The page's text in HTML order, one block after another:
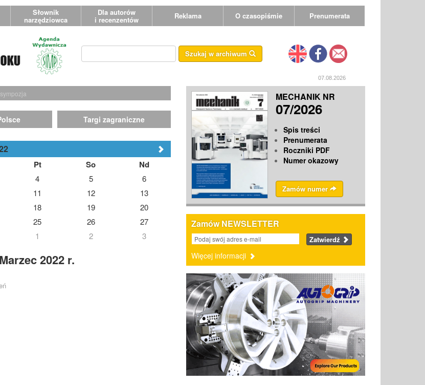
Słownik
narzędziowca
Dla autorów
i recenzentów Reklama O czasopiśmie Prenumerata
Szukaj w archiwum
07.08.2026
Targi zagraniczne
Pt So Nd
4 5
6
11 12
13
18 19
20
25 26
27
1 2 3
2022 r.
MECHANIK NR
07/2026
Spis treści
Prenumerata
Roczniki PDF
Numer okazowy
Zamów numer
Zamów NEWSLETTER
Zatwierdź
Więcej informacji